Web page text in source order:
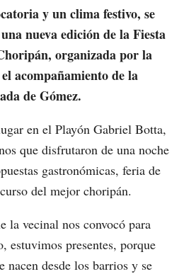
y un clima festivo, se
nueva edición de la Fiesta
organizada por la
acompañamiento de la
de Gómez.
en el Playón Gabriel Botta,
que disfrutaron de una noche
gastronómicas, feria de
del mejor choripán.
la vecinal nos convocó para
estuvimos presentes, porque
nacen desde los barrios y se